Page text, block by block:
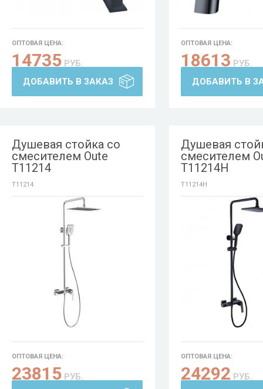
ОПТОВАЯ ЦЕНА:
14735 РУБ.
ДОБАВИТЬ В ЗАКАЗ
ОПТОВАЯ ЦЕНА:
18613 РУБ.
ДОБАВИТЬ В
Душевая стойка со
смесителем Oute
T11214
T11214
ОПТОВАЯ ЦЕНА:
23815 РУБ.
Душевая
смесителем
T11214H
T11214H
ОПТОВАЯ ЦЕНА:
24292 РУБ.